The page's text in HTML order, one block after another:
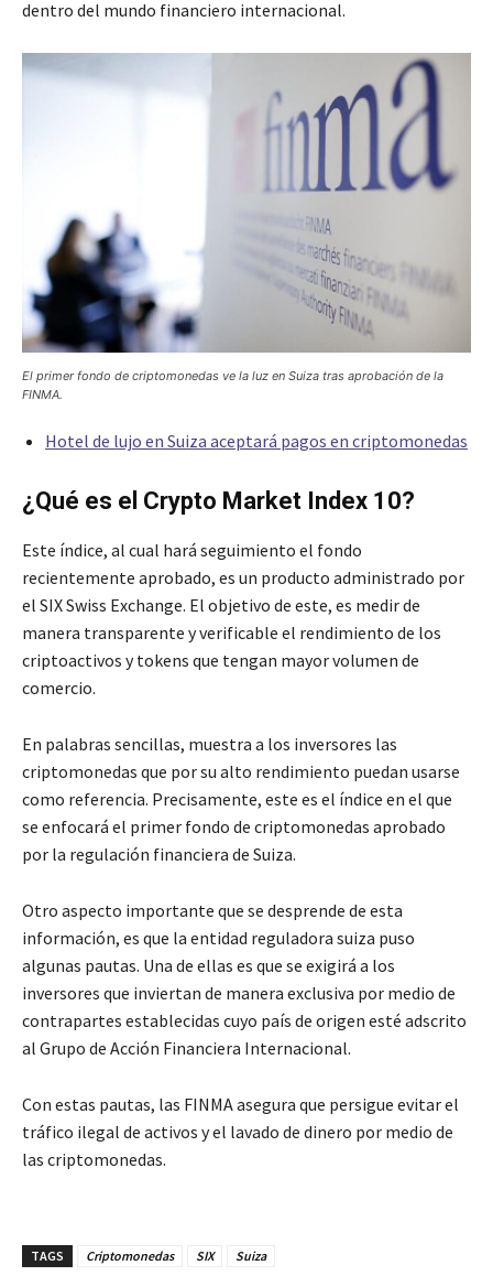
dentro del mundo financiero internacional.
El primer fondo de criptomonedas ve la luz en Suiza tras aprobación de la
FINMA.
Hotel de lujo en Suiza aceptará pagos en criptomonedas
¿Qué es el Crypto Market Index 10?
Este índice, al cual hará seguimiento el fondo
recientemente aprobado, es un producto administrado por
el SIX Swiss Exchange. El objetivo de este, es medir de
manera transparente y verificable el rendimiento de los
criptoactivos y tokens que tengan mayor volumen de
comercio.
En palabras sencillas, muestra a los inversores las
criptomonedas que por su alto rendimiento puedan usarse
como referencia. Precisamente, este es el índice en el que
se enfocará el primer fondo de criptomonedas aprobado
por la regulación financiera de Suiza.
Otro aspecto importante que se desprende de esta
información, es que la entidad reguladora suiza puso
algunas pautas. Una de ellas es que se exigirá a los
inversores que inviertan de manera exclusiva por medio de
contrapartes establecidas cuyo país de origen esté adscrito
al Grupo de Acción Financiera Internacional.
Con estas pautas, las FINMA asegura que persigue evitar el
tráfico ilegal de activos y el lavado de dinero por medio de
las criptomonedas.
TAGS Criptomonedas SIX Suiza